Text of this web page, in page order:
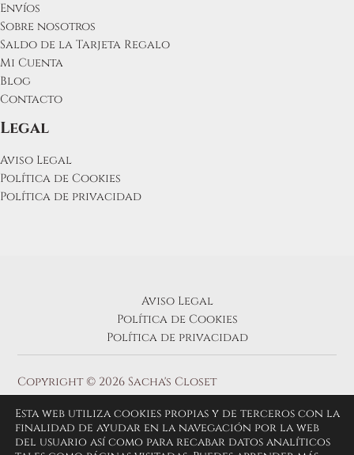
Envíos
Sobre nosotros
Saldo de la Tarjeta Regalo
Mi Cuenta
Blog
Contacto
Legal
Aviso Legal
Política de Cookies
Política de privacidad
Aviso Legal
Política de Cookies
Política de privacidad
Copyright © 2026 Sacha's Closet
Esta web utiliza cookies propias y de terceros con la
finalidad de ayudar en la navegación por la web
del usuario así como para recabar datos analíticos